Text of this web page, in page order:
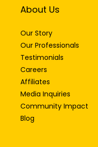
About Us
Our Story
Our Professionals
Testimonials
Careers
Affiliates
Media Inquiries
Community Impact
Blog